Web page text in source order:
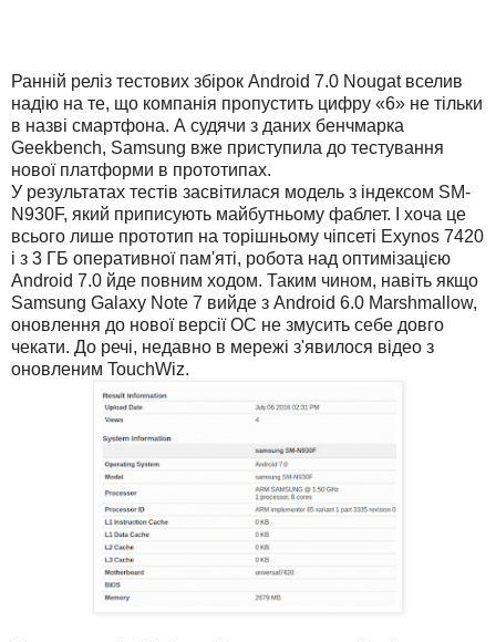
Ранній реліз тестових збірок Android 7.0 Nougat вселив
надію на те, що компанія пропустить цифру «6» не тільки
в назві смартфона. А судячи з даних бенчмарка
Geekbench, Samsung вже приступила до тестування
нової платформи в прототипах.
У результатах тестів засвітилася модель з індексом SM-
N930F, який приписують майбутньому фаблет. І хоча це
всього лише прототип на торішньому чіпсеті Exynos 7420
і з 3 ГБ оперативної пам'яті, робота над оптимізацією
Android 7.0 йде повним ходом. Таким чином, навіть якщо
Samsung Galaxy Note 7 вийде з Android 6.0 Marshmallow,
оновлення до нової версії ОС не змусить себе довго
чекати. До речі, недавно в мережі з'явилося відео з
оновленим TouchWiz.